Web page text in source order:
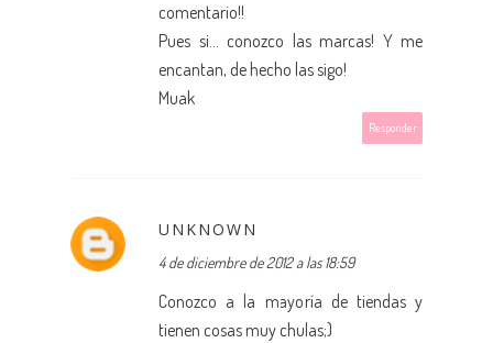
comentario!!
Pues si... conozco las marcas! Y me
encantan, de hecho las sigo!
Muak
Responder
UNKNOWN
4 de diciembre de 2012 a las 18:59
Conozco a la mayoría de tiendas y
tienen cosas muy chulas;)